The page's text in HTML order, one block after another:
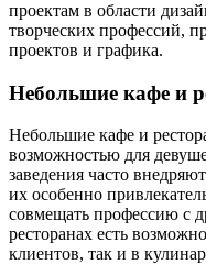
проектам в области
творческих профессий,
проектов и графика.
Небольшие кафе и
Небольшие кафе и
возможностью для
заведения часто
их особенно
совмещать профессию с
ресторанах есть
клиентов, так и в